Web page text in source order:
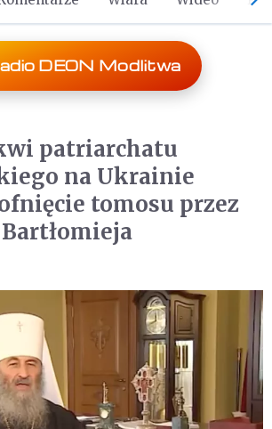
DEON Modlitwa
patriarchatu
na Ukrainie
tomosu przez